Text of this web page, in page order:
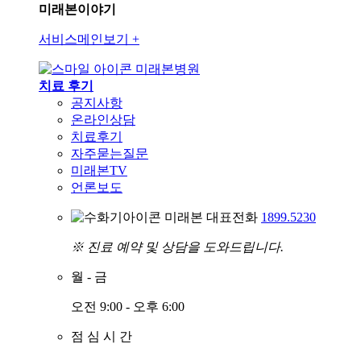
미래본이야기
서비스메인보기 +
미래본병원
치료 후기
공지사항
온라인상담
치료후기
자주묻는질문
미래본TV
언론보도
미래본 대표전화 1899.5230
※ 진료 예약 및 상담을 도와드립니다.
월 - 금
오전 9:00 - 오후 6:00
점 심 시 간